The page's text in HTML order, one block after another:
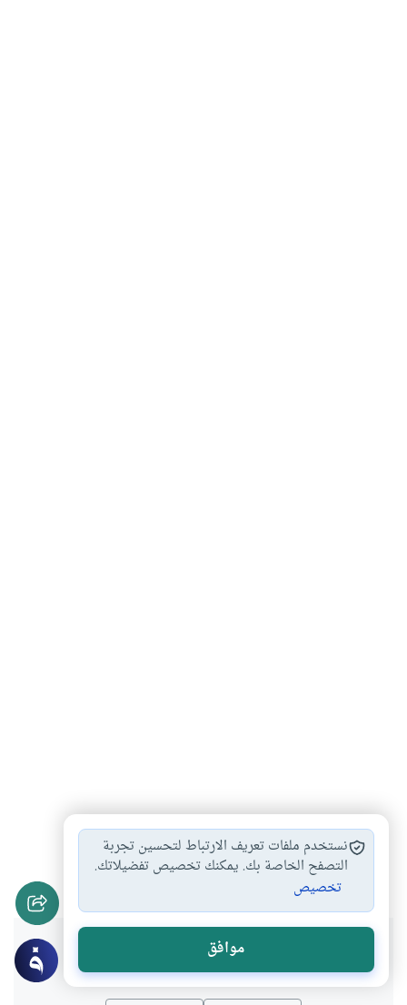
الفكر الإسلامي #التجديد الفكري # التجديد الفقهي
شخصيات
هل انتفعت بهذا المحتوى؟
نستخدم ملفات تعريف الارتباط لتحسين تجربة
التصفح الخاصة بك. يمكنك تخصيص تفضيلاتك.
تخصيص
موافق